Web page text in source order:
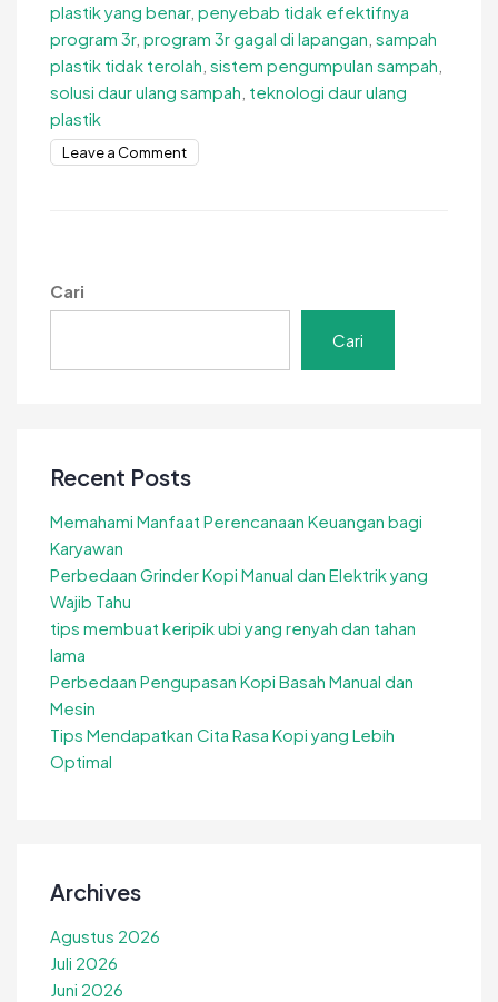
plastik yang benar, penyebab tidak efektifnya
program 3r, program 3r gagal di lapangan sampah
plastik tidak terolah sistem pengumpulan sampah
solusi daur ulang sampah teknologi daur ulang
plastik
Leave a Commenton
Ternyata
Cari
Cari
Recent Posts
Memahami Manfaat Perencanaan Keuangan bagi
Karyawan
Perbedaan Grinder Kopi Manual dan Elektrik yang
Wajib Tahu
tips membuat keripik ubi yang renyah dan tahan
lama
Perbedaan Pengupasan Kopi Basah Manual dan
Mesin
Tips Mendapatkan Cita Rasa Kopi yang Lebih
Optimal
Archives
Agustus 2026
Juli 2026
Juni 2026